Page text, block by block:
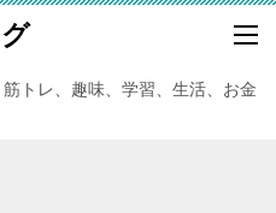
トレ、趣味、学習、生活、お金